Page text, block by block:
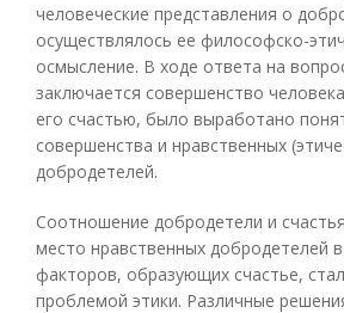
человеческие представления о
осуществлялось ее философско-
осмысление. В ходе ответа на
заключается совершенство
его счастью, было выработано
совершенства и нравственных
добродетелей.
Соотношение добродетели и
место нравственных добродетелей
факторов, образующих счастье,
проблемой этики. Различные